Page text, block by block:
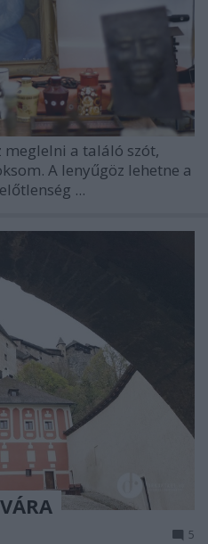
meglelni a találó szót,
A lenyűgöz lehetne a
...
5